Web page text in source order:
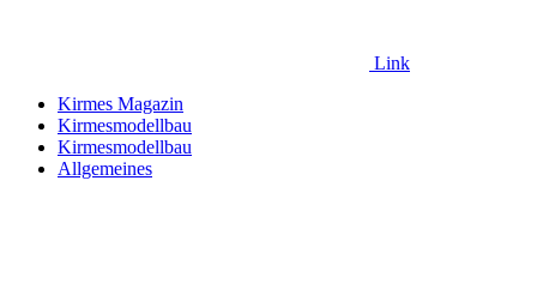
Link
Kirmes Magazin
Kirmesmodellbau
Kirmesmodellbau
Allgemeines